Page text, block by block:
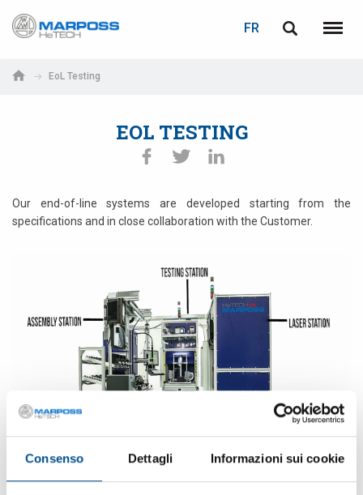
Consenso Dettagli Informazioni sui cookie
Marposs
FR
Menu
EoL Testing
EOL TESTING
Our end-of-line systems are developed starting from the
specifications and in close collaboration with the Customer.
日本語 (Japanese)
한국어 (Korean)
LOGIN PASSWORD RECOVERY
If you are not yet registered, you may do it now: it is free!
Click here!